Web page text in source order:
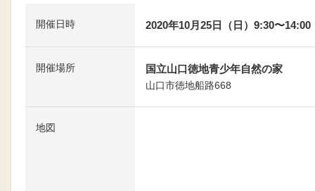
開催日時 2020年10月25日（日）9:30〜14:00
開催場所 国立山口徳地青少年自然の家
山口市徳地船路668
地図